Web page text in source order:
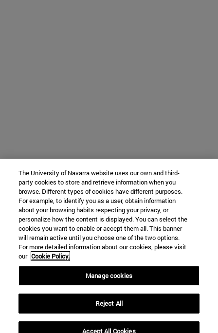
The University of Navarra website uses our own and third-
party cookies to store and retrieve information when you
browse. Different types of cookies have different purposes.
For example, to identify you as a user, obtain information
about your browsing habits respecting your privacy, or
personalize how the content is displayed. You can select the
cookies you want to enable or accept them all. This banner
will remain active until you choose one of the two options.
For more detailed information about our cookies, please visit
our Cookie Policy.
Manage cookies
Reject All
Accept All Cookies